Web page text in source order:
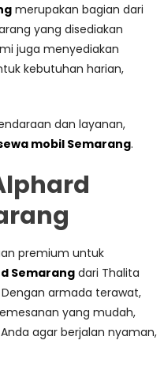
merupakan bagian dari
yang disediakan
juga menyediakan
kebutuhan harian,
dan layanan,
mobil Semarang.
premium untuk
Semarang dari Thalita
armada terawat,
yang mudah,
agar berjalan nyaman,